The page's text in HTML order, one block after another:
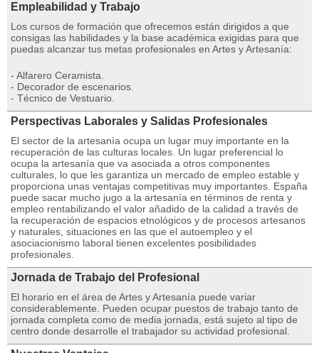
Empleabilidad y Trabajo
Los cursos de formación que ofrecemos están dirigidos a que
consigas las habilidades y la base académica exigidas para que
puedas alcanzar tus metas profesionales en Artes y Artesanía:
- Alfarero Ceramista.
- Decorador de escenarios.
- Técnico de Vestuario.
Perspectivas Laborales y Salidas Profesionales
El sector de la artesanía ocupa un lugar muy importante en la
recuperación de las culturas locales. Un lugar preferencial lo
ocupa la artesanía que va asociada a otros componentes
culturales, lo que les garantiza un mercado de empleo estable y
proporciona unas ventajas competitivas muy importantes. España
puede sacar mucho jugo a la artesanía en términos de renta y
empleo rentabilizando el valor añadido de la calidad a través de
la recuperación de espacios etnológicos y de procesos artesanos
y naturales, situaciones en las que el autoempleo y el
asociacionismo laboral tienen excelentes posibilidades
profesionales.
Jornada de Trabajo del Profesional
El horario en el área de Artes y Artesanía puede variar
considerablemente. Pueden ocupar puestos de trabajo tanto de
jornada completa como de media jornada, está sujeto al tipo de
centro donde desarrolle el trabajador su actividad profesional.